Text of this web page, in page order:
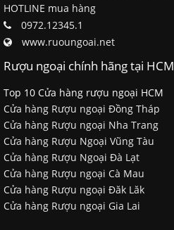
HOTLINE mua hàng
0972.12345.1
www.ruoungoai.net
Rượu ngoại chính hãng tại HCM
Top 10 Cửa hàng rượu ngoại HCM
Cửa hàng Rượu ngoại Đồng Tháp
Cửa hàng Rượu ngoại Nha Trang
Cửa hàng Rượu Ngoại Vũng Tàu
Cửa hàng Rượu Ngoại Đà Lạt
Cửa hàng Rượu ngoại Cà Mau
Cửa hàng Rượu ngoại Đăk Lăk
Cửa hàng Rượu ngoại Gia Lai